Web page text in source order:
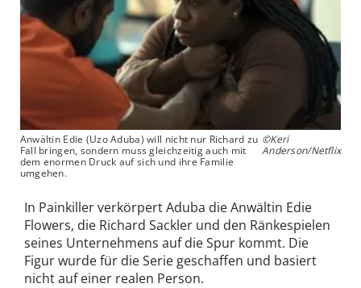
Anwältin Edie (Uzo Aduba) will nicht nur Richard zu
Fall bringen, sondern muss gleichzeitig auch mit
dem enormen Druck auf sich und ihre Familie
umgehen.
©Keri
Anderson/Netflix
In Painkiller verkörpert Aduba die Anwältin Edie
Flowers, die Richard Sackler und den Ränkespielen
seines Unternehmens auf die Spur kommt. Die
Figur wurde für die Serie geschaffen und basiert
nicht auf einer realen Person.